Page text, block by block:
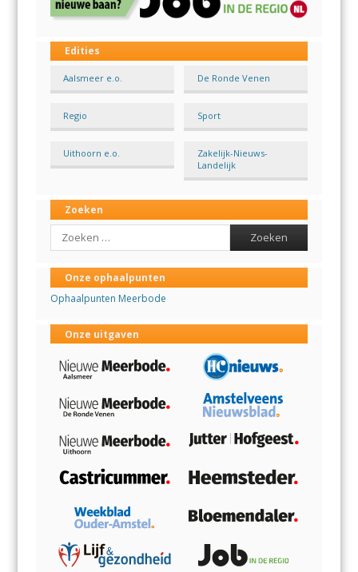
Edities
Aalsmeer e.o. De Ronde Venen
Regio Sport
Uithoorn e.o.
Zakelijk-Nieuws-
Landelijk
Zoeken
Search
Onze ophaalpunten
Ophaalpunten Meerbode
Onze uitgaven